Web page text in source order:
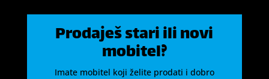
Prodaješ stari ili novi
mobitel?
Imate mobitel koji želite prodati i dobro